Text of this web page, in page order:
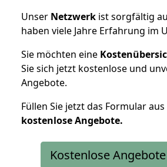
Unser Netzwerk ist sorgfältig
haben viele Jahre Erfahrung im
Sie möchten eine
Sie sich jetzt kostenlose und
Angebote.
Füllen Sie jetzt das Formular
kostenloseAngebote.
Kostenlose